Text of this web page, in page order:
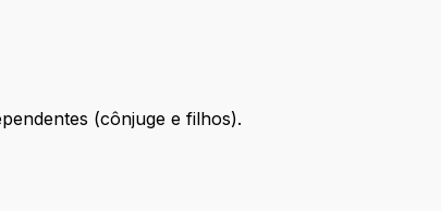
(cônjuge e filhos).